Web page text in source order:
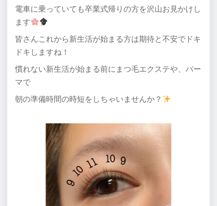
電車に乗っていても卒業式帰りの方を沢山お見かけし
ます
皆さんこれから新生活が始まる方は期待と不安でドキ
ドキしますね！
慣れない新生活が始まる前にまつ毛エクステや、パー
マで
朝の準備時間の時短をしちゃいませんか？